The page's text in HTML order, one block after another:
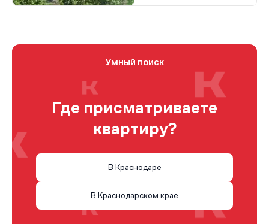
Умный поиск
Где присматриваете
квартиру?
В Краснодаре
В Краснодарском крае